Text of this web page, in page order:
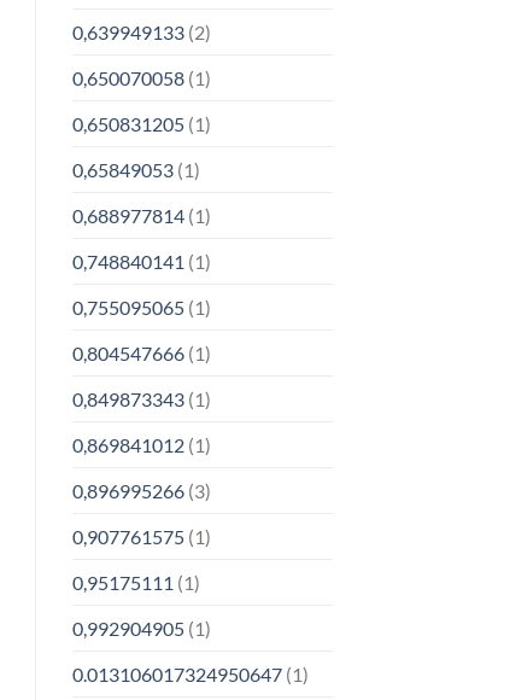
0,639949133(2)
0,650070058(1)
0,650831205(1)
0,65849053(1)
0,688977814(1)
0,748840141 (1)
0,755095065(1)
0,804547666(1)
0,849873343(1)
0,869841012(1)
0,896995266(3)
0,907761575(1)
0,95175111 (1)
0,992904905(1)
0.013106017324950647(1)